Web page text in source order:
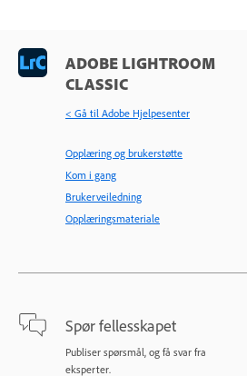
ADOBE LIGHTROOM
CLASSIC
< Gå til Adobe Hjelpesenter
Opplæring og brukerstøtte
Kom i gang
Brukerveiledning
Opplæringsmateriale
Spør fellesskapet
Publiser spørsmål, og få svar fra
eksperter.